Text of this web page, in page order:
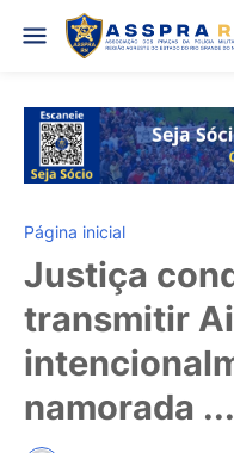
Página inicial
Justiça
transmitir
namorada ...